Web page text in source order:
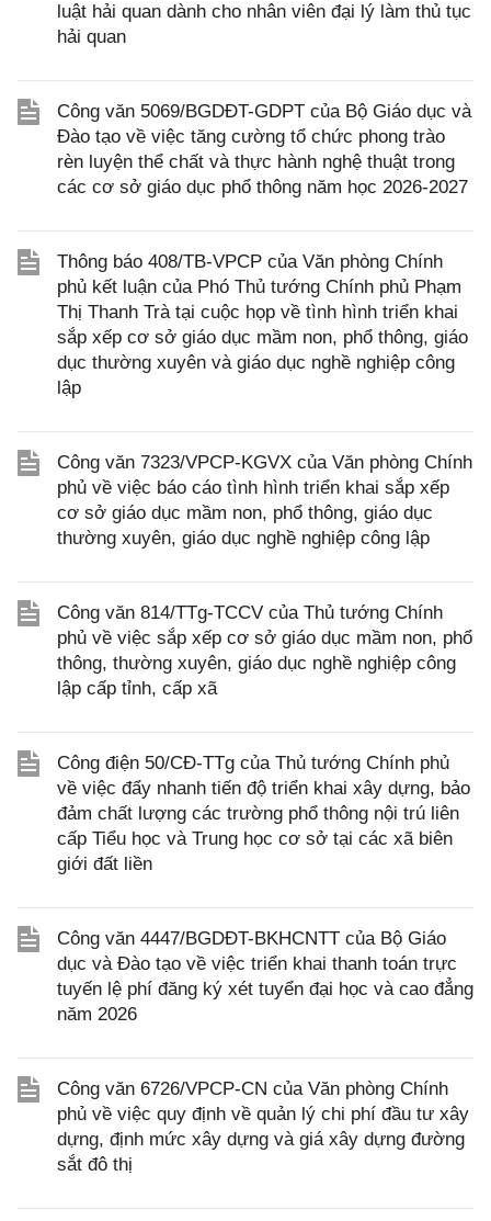
luật hải quan dành cho nhân viên đại lý làm thủ tục
hải quan
Công văn 5069/BGDĐT-GDPT của Bộ Giáo dục và
Đào tạo về việc tăng cường tổ chức phong trào
rèn luyện thể chất và thực hành nghệ thuật trong
các cơ sở giáo dục phổ thông năm học 2026-2027
Thông báo 408/TB-VPCP của Văn phòng Chính
phủ kết luận của Phó Thủ tướng Chính phủ Phạm
Thị Thanh Trà tại cuộc họp về tình hình triển khai
sắp xếp cơ sở giáo dục mầm non, phổ thông, giáo
dục thường xuyên và giáo dục nghề nghiệp công
lập
Công văn 7323/VPCP-KGVX của Văn phòng Chính
phủ về việc báo cáo tình hình triển khai sắp xếp
cơ sở giáo dục mầm non, phổ thông, giáo dục
thường xuyên, giáo dục nghề nghiệp công lập
Công văn 814/TTg-TCCV của Thủ tướng Chính
phủ về việc sắp xếp cơ sở giáo dục mầm non, phổ
thông, thường xuyên, giáo dục nghề nghiệp công
lập cấp tỉnh, cấp xã
Công điện 50/CĐ-TTg của Thủ tướng Chính phủ
về việc đẩy nhanh tiến độ triển khai xây dựng, bảo
đảm chất lượng các trường phổ thông nội trú liên
cấp Tiểu học và Trung học cơ sở tại các xã biên
giới đất liền
Công văn 4447/BGDĐT-BKHCNTT của Bộ Giáo
dục và Đào tạo về việc triển khai thanh toán trực
tuyến lệ phí đăng ký xét tuyển đại học và cao đẳng
năm 2026
Công văn 6726/VPCP-CN của Văn phòng Chính
phủ về việc quy định về quản lý chi phí đầu tư xây
dựng, định mức xây dựng và giá xây dựng đường
sắt đô thị